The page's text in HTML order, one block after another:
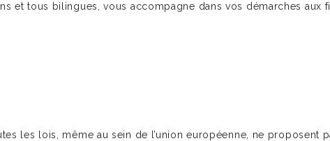
et tous bilingues, vous accompagne dans vos démarches aux
les lois, même au sein de l’union européenne, ne proposent